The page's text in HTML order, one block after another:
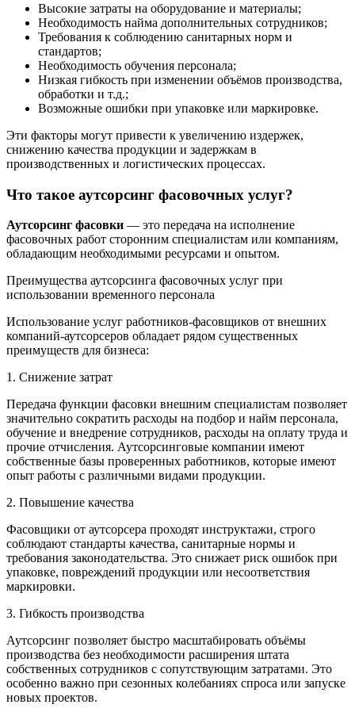
Высокие затраты на оборудование и материалы;
Необходимость найма дополнительных сотрудников;
Требования к соблюдению санитарных норм и
стандартов;
Необходимость обучения персонала;
Низкая гибкость при изменении объёмов производства,
обработки и т.д.;
Возможные ошибки при упаковке или маркировке.
Эти факторы могут привести к увеличению издержек,
снижению качества продукции и задержкам в
производственных и логистических процессах.
Что такое аутсорсинг фасовочных услуг?
Аутсорсинг фасовки — это передача на исполнение
фасовочных работ сторонним специалистам или компаниям,
обладающим необходимыми ресурсами и опытом.
Преимущества аутсорсинга фасовочных услуг при
использовании временного персонала
Использование услуг работников-фасовщиков от внешних
компаний-аутсорсеров обладает рядом существенных
преимуществ для бизнеса:
1. Снижение затрат
Передача функции фасовки внешним специалистам позволяет
значительно сократить расходы на подбор и найм персонала,
обучение и внедрение сотрудников, расходы на оплату труда и
прочие отчисления. Аутсорсинговые компании имеют
собственные базы проверенных работников, которые имеют
опыт работы с различными видами продукции.
2. Повышение качества
Фасовщики от аутсорсера проходят инструктажи, строго
соблюдают стандарты качества, санитарные нормы и
требования законодательства. Это снижает риск ошибок при
упаковке, повреждений продукции или несоответствия
маркировки.
3. Гибкость производства
Аутсорсинг позволяет быстро масштабировать объёмы
производства без необходимости расширения штата
собственных сотрудников с сопутствующим затратами. Это
особенно важно при сезонных колебаниях спроса или запуске
новых проектов.